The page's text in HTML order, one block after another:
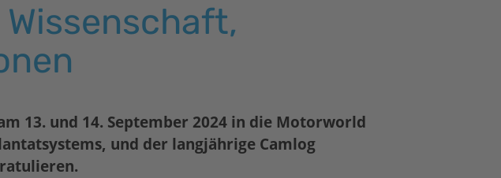
13. und 14. September 2024 in die Motorworld
und der langjährige Camlog